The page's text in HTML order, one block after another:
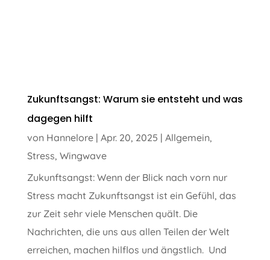
Zukunftsangst: Warum sie entsteht und was
dagegen hilft
von Hannelore| Apr. 20, 2025 | Allgemein,
Stress, Wingwave
Zukunftsangst: Wenn der Blick nach vorn nur
Stress macht Zukunftsangst ist ein Gefühl, das
zur Zeit sehr viele Menschen quält. Die
Nachrichten, die uns aus allen Teilen der Welt
erreichen, machen hilflos und ängstlich. Und